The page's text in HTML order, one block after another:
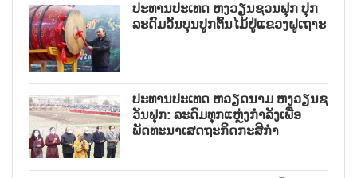
ປະທານປະເທດ ຫງວຽນຊວນຟຸກ ປຸກ
ລະດົມວັນບຸນປູກຕົ້ນໄມ້ຢູ່ແຂວງຝູເຖາະ
ປະທານປະເທດ ຫວຽດນາມ ຫງວຽນຊ
ວັນຟຸກ: ລະດົມທຸກແຫຼ່ງກຳລັງເພື່ອ
ພັດທະນາເສດຖະກິດກະສິກຳ